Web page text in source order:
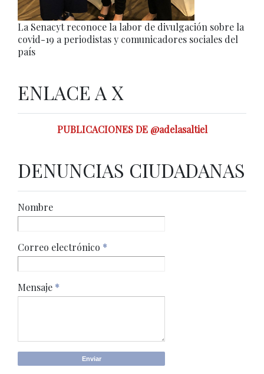
La Senacyt reconoce la labor de divulgación sobre la
covid-19 a periodistas y comunicadores sociales del
país
ENLACE A X
PUBLICACIONES DE @adelasaltiel
DENUNCIAS CIUDADANAS
Nombre
Correo electrónico *
Mensaje *